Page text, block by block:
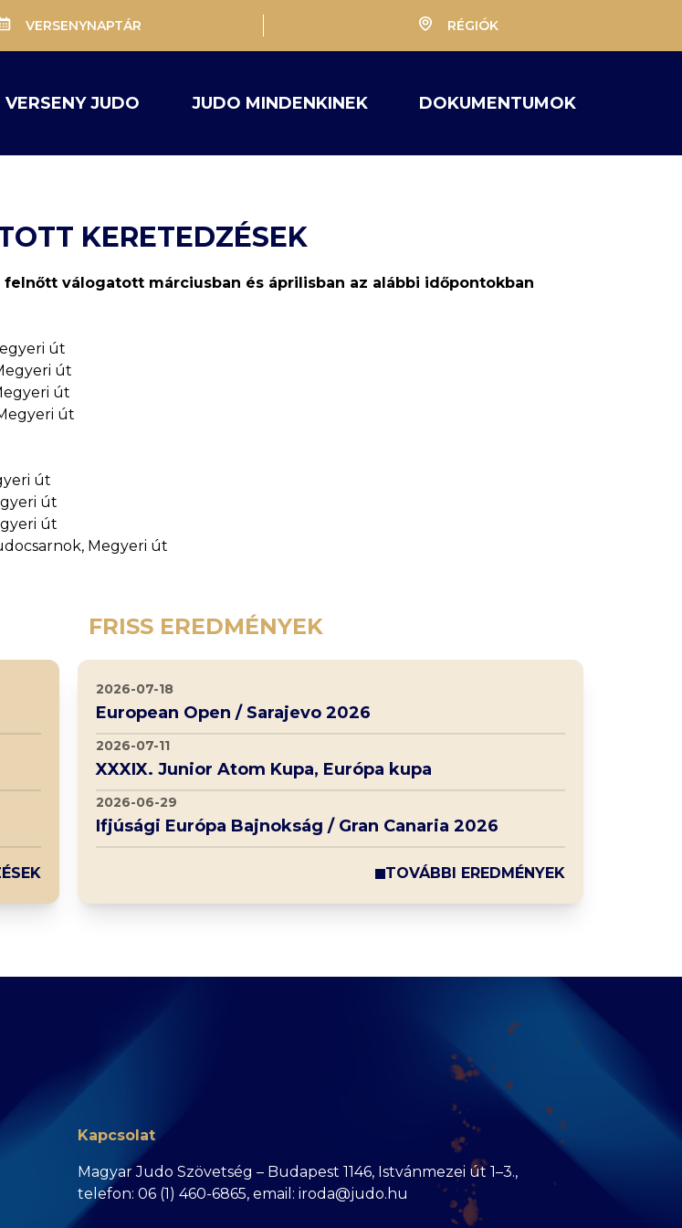
VERSENYNAPTÁR RÉGIÓK
VERSENY JUDO JUDO MINDENKINEK DOKUMENTUMOK
KERETEDZÉSEK
válogatott márciusban és áprilisban az alábbi időpontokban
út
út
út
út
út
út
út
Megyeri út
FRISS EREDMÉNYEK
2026-07-18
European Open / Sarajevo 2026
2026-07-11
XXXIX. Junior Atom Kupa, Európa kupa
2026-06-29
Ifjúsági Európa Bajnokság / Gran Canaria 2026
TOVÁBBI EREDMÉNYEK
Kapcsolat
Magyar Judo Szövetség – Budapest 1146, Istvánmezei út 1–3.,
telefon: 06 (1) 460-6865, email: iroda@judo.hu